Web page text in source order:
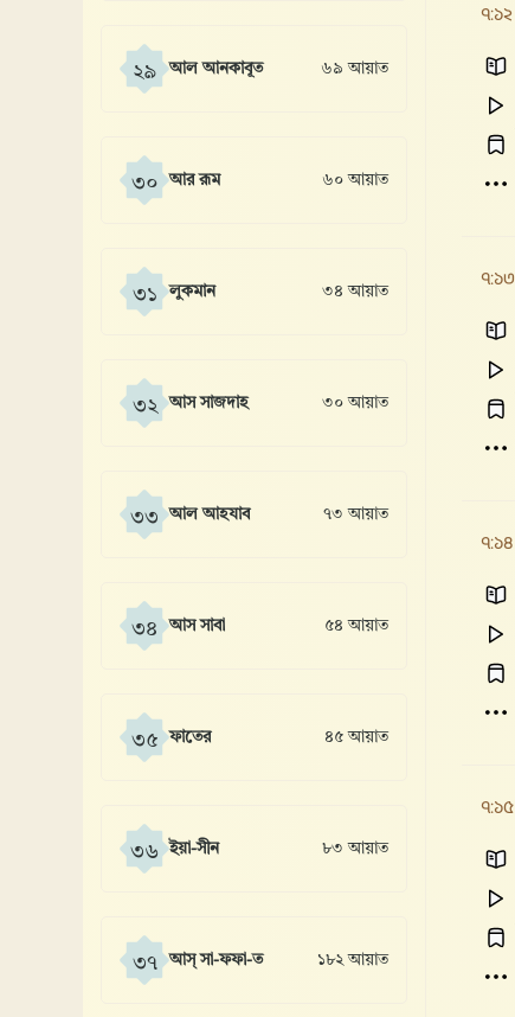
২৯ আল আনকাবূত ৬৯ আয়াত
৩০ আর রূম ৬০ আয়াত
৩১ লুকমান ৩৪ আয়াত
৩২ আস সাজদাহ ৩০ আয়াত
৩৩ আল আহযাব ৭৩ আয়াত
৩৪ আস সাবা ৫৪ আয়াত
৩৫ ফাতের ৪৫ আয়াত
৩৬ ইয়া-সীন ৮৩ আয়াত
৩৭ আস্ সা-ফফা-ত ১৮২ আয়াত
৭:১২
৭:১৩
৭:১৪
৭:১৫